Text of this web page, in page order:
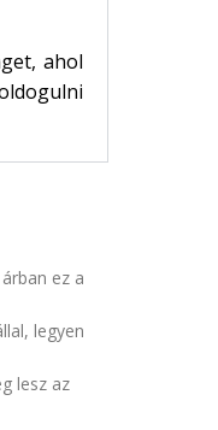
ahol
ez a
legyen
lesz az